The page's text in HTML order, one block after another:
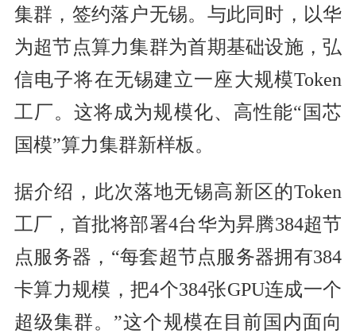
集群，签约落户无锡。与此同时，以华
为超节点算力集群为首期基础设施，弘
信电子将在无锡建立一座大规模Token
工厂。这将成为规模化、高性能“国芯
国模”算力集群新样板。
据介绍，此次落地无锡高新区的Token
工厂，首批将部署4台华为昇腾384超节
点服务器，“每套超节点服务器拥有384
卡算力规模，把4个384张GPU连成一个
超级集群。”这个规模在目前国内面向